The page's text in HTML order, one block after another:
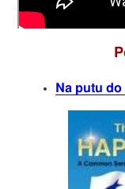
Na putu do